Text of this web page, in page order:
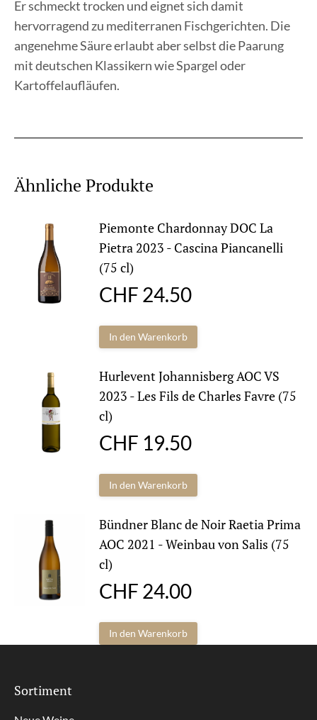
Er schmeckt trocken und eignet sich damit
hervorragend zu mediterranen Fischgerichten. Die
angenehme Säure erlaubt aber selbst die Paarung
mit deutschen Klassikern wie Spargel oder
Kartoffelaufläufen.
Ähnliche Produkte
Piemonte Chardonnay DOC La
Pietra 2023 - Cascina Piancanelli
(75 cl)
CHF 24.50
In den Warenkorb
Hurlevent Johannisberg AOC VS
2023 - Les Fils de Charles Favre (75
cl)
CHF 19.50
In den Warenkorb
Bündner Blanc de Noir Raetia Prima
AOC 2021 - Weinbau von Salis (75
cl)
CHF 24.00
In den Warenkorb
Sortiment